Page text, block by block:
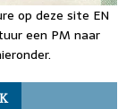
op deze site EN
een PM naar